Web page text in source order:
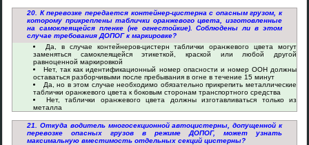
20. К перевозке передается контейнер-цистерна с опасным грузом, к
которому прикреплены таблички оранжевого цвета, изготовленные
на самоклеящейся пленке (не огнестойкие). Соблюдены ли в этом
случае требования ДОПОГ к маркировке?
Да, в случае контейнеров-цистерн таблички оранжевого цвета могут
заменяться самоклеящейся этикеткой, краской или любой другой
равноценной маркировкой
Нет, так как идентификационный номер опасности и номер ООН должны
оставаться разборчивыми после пребывания в огне в течение 15 минут
Да, но в этом случае необходимо обязательно прикрепить металлические
таблички оранжевого цвета к боковым сторонам транспортного средства
Нет, таблички оранжевого цвета должны изготавливаться только из
металла
21. Откуда водитель многосекционной автоцистерны, допущенной к
перевозке опасных грузов в режиме ДОПОГ, может узнать
максимальную вместимость отдельных секций цистерны?